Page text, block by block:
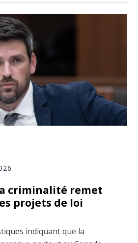
criminalité remet
projets de loi
indiquant que la